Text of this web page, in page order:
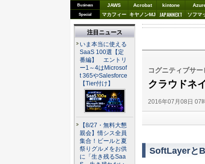
Business JAWS Acrobat kintone
Special マカフィー キヤノンMJ JAPANNEXT ソフマ
コグニティブサ
クラウドネ
2016年07月08日 07
SoftLayerと
注目ニュース
いま本当に使える
SaaS 100選【定
番編】 エントリ
ー1～4はMicrosof
t 365やSalesforce
【Tier付け】
【8/27・無料大懇
親会】情シス全員
集合！ビールと夏
祭りグルメをお供
に「生き残るSaa